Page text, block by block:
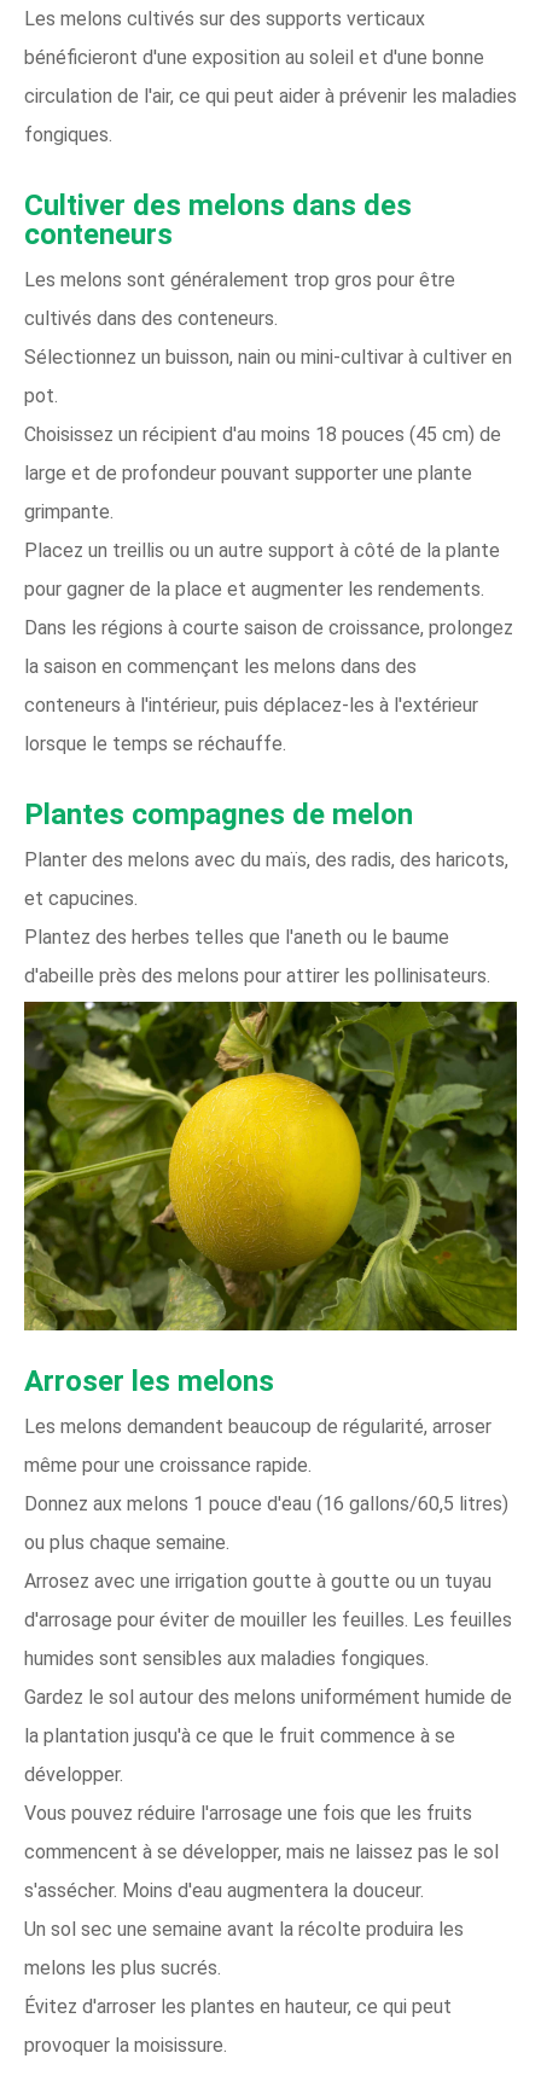
Les melons cultivés sur des supports verticaux
bénéficieront d'une exposition au soleil et d'une bonne
circulation de l'air, ce qui peut aider à prévenir les maladies
fongiques.
Cultiver des melons dans des
conteneurs
Les melons sont généralement trop gros pour être
cultivés dans des conteneurs.
Sélectionnez un buisson, nain ou mini-cultivar à cultiver en
pot.
Choisissez un récipient d'au moins 18 pouces (45 cm) de
large et de profondeur pouvant supporter une plante
grimpante.
Placez un treillis ou un autre support à côté de la plante
pour gagner de la place et augmenter les rendements.
Dans les régions à courte saison de croissance, prolongez
la saison en commençant les melons dans des
conteneurs à l'intérieur, puis déplacez-les à l'extérieur
lorsque le temps se réchauffe.
Plantes compagnes de melon
Planter des melons avec du maïs, des radis, des haricots,
et capucines.
Plantez des herbes telles que l'aneth ou le baume
d'abeille près des melons pour attirer les pollinisateurs.
Arroser les melons
Les melons demandent beaucoup de régularité, arroser
même pour une croissance rapide.
Donnez aux melons 1 pouce d'eau (16 gallons/60,5 litres)
ou plus chaque semaine.
Arrosez avec une irrigation goutte à goutte ou un tuyau
d'arrosage pour éviter de mouiller les feuilles. Les feuilles
humides sont sensibles aux maladies fongiques.
Gardez le sol autour des melons uniformément humide de
la plantation jusqu'à ce que le fruit commence à se
développer.
Vous pouvez réduire l'arrosage une fois que les fruits
commencent à se développer, mais ne laissez pas le sol
s'assécher. Moins d'eau augmentera la douceur.
Un sol sec une semaine avant la récolte produira les
melons les plus sucrés.
Évitez d'arroser les plantes en hauteur, ce qui peut
provoquer la moisissure.